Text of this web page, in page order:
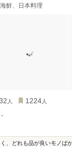
鮮、日本料理
人 1224 人
-
く、どれも品が良いモノば